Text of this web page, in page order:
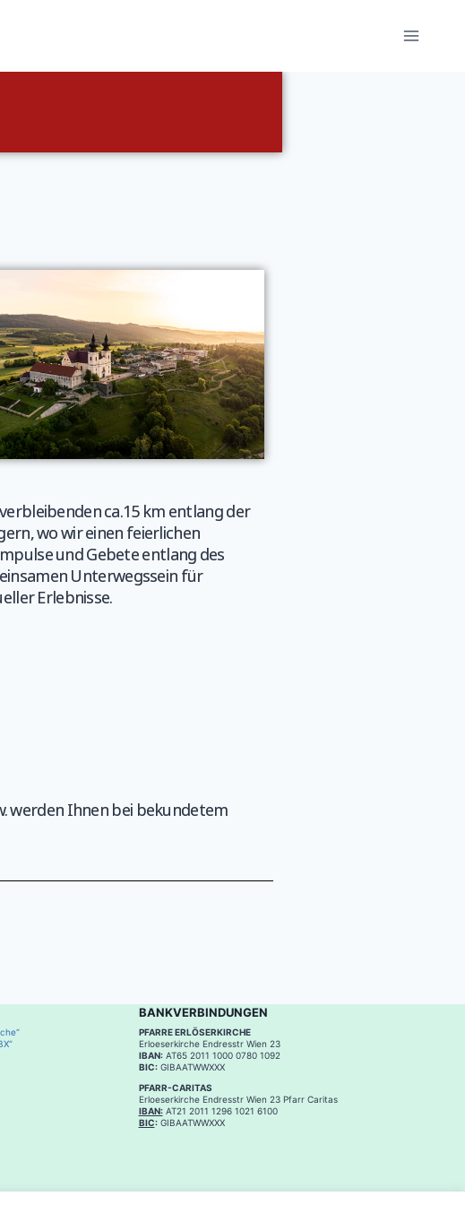
ca.15 km entlang der
wo wir einen feierlichen
und Gebete entlang des
Unterwegssein für
Erlebnisse.
werden Ihnen bei bekundetem
BANKVERBINDUNGEN
PFARRE ERLÖSERKIRCHE
Erloeserkirche Endresstr Wien 23
IBAN:AT65 2011 1000 0780 1092
BIC:GIBAATWWXXX
PFARR-CARITAS
Erloeserkirche Endresstr Wien 23 Pfarr Caritas
IBAN:AT21 2011 1296 1021 6100
BIC:GIBAATWWXXX